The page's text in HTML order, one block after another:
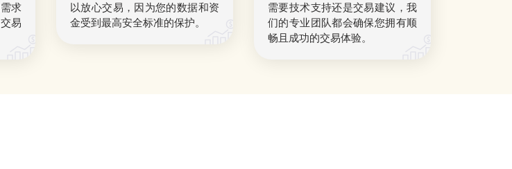
求
易
以放心交易，因为您的数据和资
金受到最高安全标准的保护。
需要技术支持还是交易建议，我
们的专业团队都会确保您拥有顺
畅且成功的交易体验。